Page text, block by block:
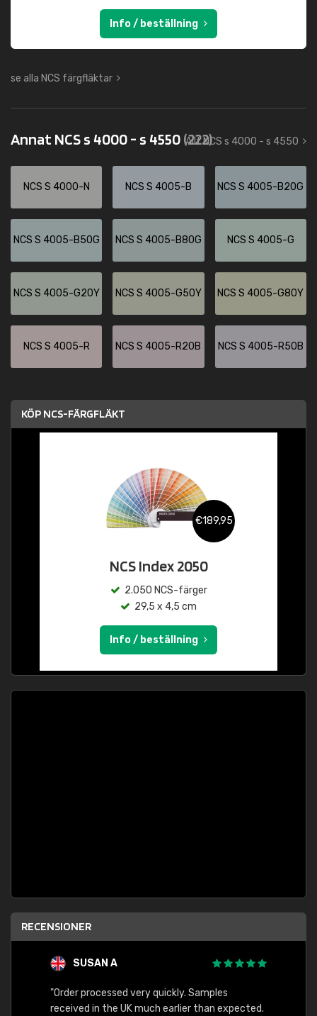
Info / beställning
se alla NCS färgfläktar
Annat NCS s 4000 - s 4550(222)
Allt NCS s 4000 - s 4550
NCS S 4000-N NCS S 4005-B NCS S 4005-B20G
NCS S 4005-B50G NCS S 4005-B80G NCS S 4005-G
NCS S 4005-G20Y NCS S 4005-G50Y NCS S 4005-G80Y
NCS S 4005-R NCS S 4005-R20B NCS S 4005-R50B
KÖP NCS-FÄRGFLÄKT
€189,95
NCS Index 2050
2.050 NCS-färger
29,5 x 4,5 cm
Info / beställning
RECENSIONER
SUSAN A
"Order processed very quickly. Samples
received in the UK much earlier than expected.